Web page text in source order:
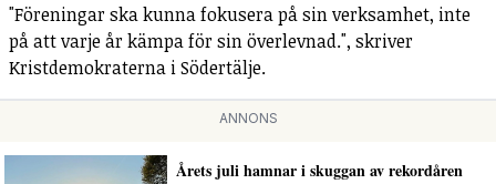
"Föreningar ska kunna fokusera på sin verksamhet, inte
på att varje år kämpa för sin överlevnad.", skriver
Kristdemokraterna i Södertälje.
ANNONS
Årets juli hamnar i skuggan av rekordåren